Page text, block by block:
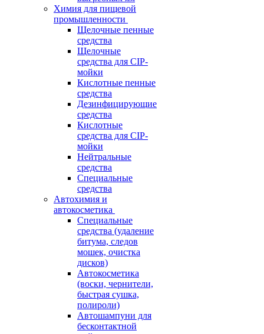
Химия для пищевой
промышленности
Щелочные пенные
средства
Щелочные
средства для CIP-
мойки
Кислотные пенные
средства
Дезинфицирующие
средства
Кислотные
средства для CIP-
мойки
Нейтральные
средства
Специальные
средства
Автохимия и
автокосметика
Специальные
средства (удаление
битума, следов
мошек, очистка
дисков)
Автокосметика
(воски, чернители,
быстрая сушка,
полироли)
Автошампуни для
бесконтактной